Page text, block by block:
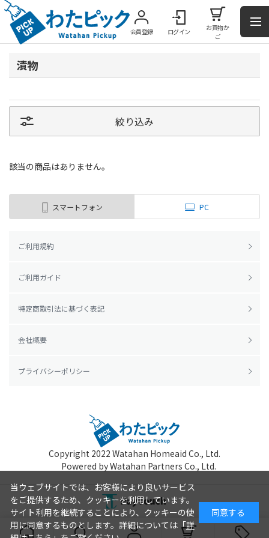
会員登録 ログイン
お買物か
ご
漬物
絞り込み
該当の商品はありません。
スマートフォン PC
ご利用規約
ご利用ガイド
特定商取引法に基づく表記
会社概要
プライバシーポリシー
Copyright 2022 Watahan Homeaid Co., Ltd.
Powered by Watahan Partners Co., Ltd.
当ウェブサイトでは、お客様により良いサービス
をご提供するため、クッキーを利用しています。
サイト利用を継続することにより、クッキーの使
用に同意するものとします。詳細については「詳
同意する